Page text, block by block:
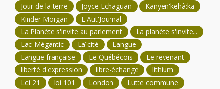
Jour de la terre
Joyce Echaguan
Kanyen'kehà:ka
Kinder Morgan
L'Aut'Journal
La Planète s'invite au parlement
La planète s'invite...
Lac-Mégantic
Laïcité
Langue
Langue française
Le Québécois
Le revenant
liberté d'expression
libre-échange
lithium
Loi 21
loi 101 London
Lutte commune